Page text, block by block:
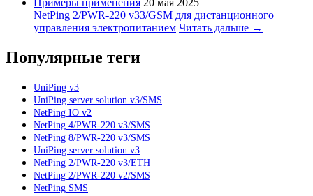
Примеры применения 20 мая 2025
NetPing 2/PWR-220 v33/GSM для дистанционного
управления электропитанием Читать дальше →
Популярные теги
UniPing v3
UniPing server solution v3/SMS
NetPing IO v2
NetPing 4/PWR-220 v3/SMS
NetPing 8/PWR-220 v3/SMS
UniPing server solution v3
NetPing 2/PWR-220 v3/ETH
NetPing 2/PWR-220 v2/SMS
NetPing SMS